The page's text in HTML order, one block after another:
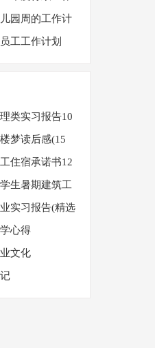
园周的工作计
工工作计划
类实习报告10
梦读后感(15
住宿承诺书12
生暑期建筑工
践报告4篇
实习报告(精选
)
心得
文化